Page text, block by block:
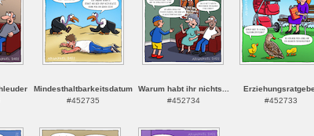
Mindesthaltbarkeitsdatum
#452735
Warum habt ihr nichts...
#452734
#452733